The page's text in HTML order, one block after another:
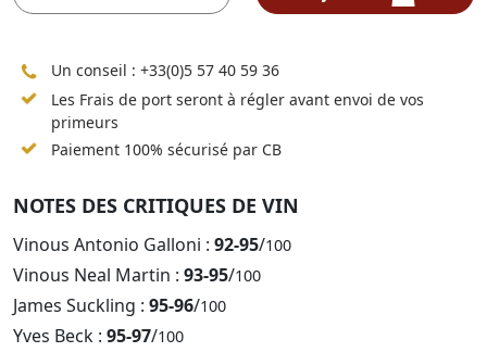
Un conseil : +33(0)5 57 40 59 36
Les Frais de port seront à régler avant envoi de vos
primeurs
Paiement 100% sécurisé par CB
NOTES DES CRITIQUES DE VIN
Vinous Antonio Galloni : 92-95/100
Vinous Neal Martin : 93-95/100
James Suckling : 95-96/100
Yves Beck : 95-97/100